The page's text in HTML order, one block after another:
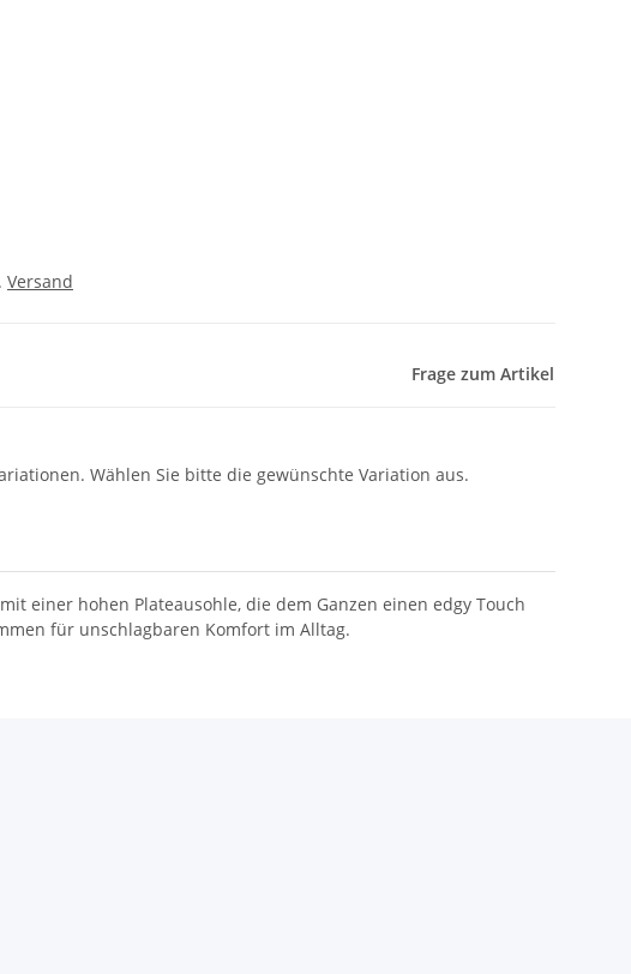
Versand
Frage zum Artikel
Wählen Sie bitte die gewünschte Variation aus.
einer hohen Plateausohle, die dem Ganzen einen edgy Touch
für unschlagbaren Komfort im Alltag.